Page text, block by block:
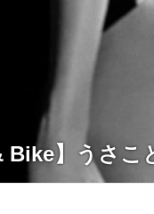
Bike】うさこ